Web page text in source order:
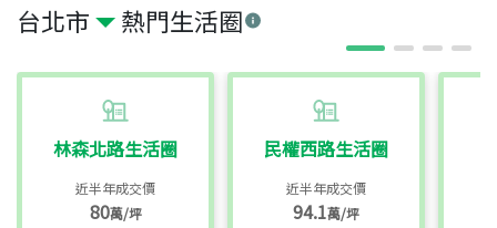
台北市 熱門生活圈
林森北路生活圈
近半年成交價
80萬/坪
民權西路生活圈
近半年成交價
94.1萬/坪